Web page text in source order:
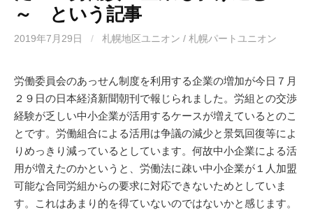
～ という記事
2019年7月29日 / 札幌地区ユニオン / 札幌パートユニオン
労働委員会のあっせん制度を利用する企業の増加が今日７月
２９日の日本経済新聞朝刊で報じられました。労組との交渉
経験が乏しい中小企業が活用するケースが増えているとのこ
とです。労働組合による活用は争議の減少と景気回復等によ
りめっきり減っているとしています。何故中小企業による活
用が増えたのかというと、労働法に疎い中小企業が１人加盟
可能な合同労組からの要求に対応できないためとしていま
す。これはあまり的を得ていないのではないかと感じます。